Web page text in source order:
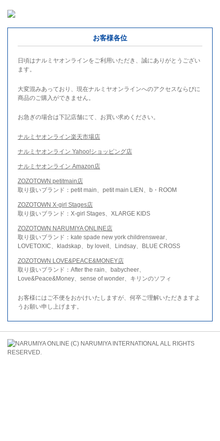
お客様各位
日頃はナルミヤオンラインをご利用いただき、誠にありがとうござい
ます。
大変混みあっており、現在ナルミヤオンラインへのアクセスならびに
商品のご購入ができません。
お急ぎの場合は下記店舗にて、お買い求めください。
ナルミヤオンライン楽天市場店
ナルミヤオンライン Yahoo!ショッピング店
ナルミヤオンライン Amazon店
ZOZOTOWN petitmain店
取り扱いブランド：petit main、petit main LIEN、b・ROOM
ZOZOTOWN X-girl Stages店
取り扱いブランド：X-girl Stages、XLARGE KIDS
ZOZOTOWN NARUMIYA ONLINE店
取り扱いブランド：kate spade new york childrenswear、
LOVETOXIC、kladskap、by loveit、Lindsay、BLUE CROSS
ZOZOTOWN LOVE&PEACE&MONEY店
取り扱いブランド：After the rain、babycheer、
Love&Peace&Money、sense of wonder、キリンのソフィ
お客様にはご不便をおかけいたしますが、何卒ご理解いただきますよ
うお願い申し上げます。